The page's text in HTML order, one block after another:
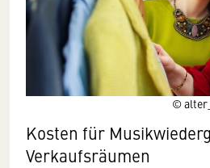
©
Kosten für
Verkaufsräumen